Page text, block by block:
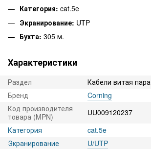
Категория: cat.5e
Экранирование: UTP
Бухта: 305 м.
Характеристики
Раздел
Кабели витая пара
Бренд
Corning
Код производителя
товара (MPN)
UU009120237
Категория
cat.5e
Экранирование
U/UTP